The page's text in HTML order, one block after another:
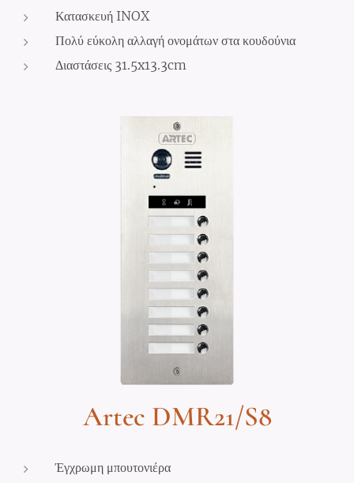
Κατασκευή INOX
Πολύ εύκολη αλλαγή ονομάτων στα κουδούνια
Διαστάσεις 31.5x13.3cm
Artec DMR21/S8
Έγχρωμη μπουτονιέρα